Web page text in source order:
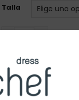
Talla
Chaqueta de
SKU:
S00732-P142